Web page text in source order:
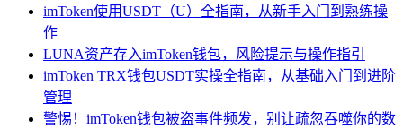
imToken使用USDT（U）全指南，从新手入门到熟练操
作
LUNA资产存入imToken钱包，风险提示与操作指引
imToken TRX钱包USDT实操全指南，从基础入门到进阶
管理
警惕！imToken钱包被盗事件频发，别让疏忽吞噬你的数